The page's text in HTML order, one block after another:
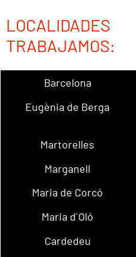
TRABAJAMOS:
Barcelona
Eugènia de Berga
Martorelles
Marganell
Maria de Corcó
Maria d´Oló
Cardedeu